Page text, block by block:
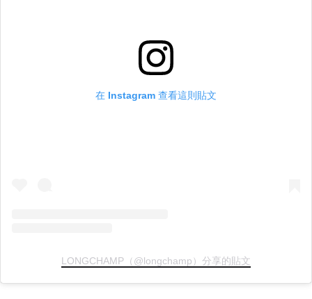
在 Instagram 查看這則貼文
LONGCHAMP（@longchamp）分享的貼文